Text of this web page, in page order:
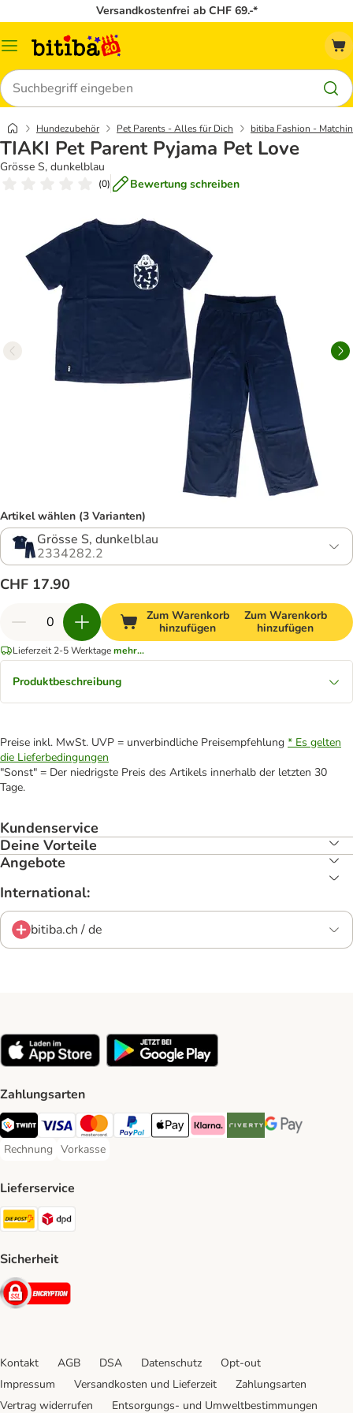
Versandkostenfrei ab CHF 69.-*
Menü
Suchen
Hundezubehör Pet Parents - Alles für Dich bitiba Fashion -
TIAKI Pet Parent Pyjama Pet Love
Grösse S, dunkelblau
(0) Bewertung schreiben
Artikel wählen (3 Varianten)
Grösse S, dunkelblau
2334282.2
CHF 17.90
Zum Warenkorb
hinzufügen
Zum Warenkorb
hinzufügen
Lieferzeit 2-5 Werktagemehr...
Produktbeschreibung
Preise inkl. MwSt. UVP = unverbindliche Preisempfehlung * Es gelten
die Lieferbedingungen
"Sonst" = Der niedrigste Preis des Artikels innerhalb der letzten 30
Tage.
Kundenservice
Deine Vorteile
Angebote
International:
bitiba.ch / de
Zahlungsarten
TWINT Payment Method
Visa Payment Method
MasterCard Payment Method
PayPal Payment Method
Apple Pay Payment Method
Klarna Payment Method
Riverty Payment Method
Google Pay
Rechnung
Rechnung Payment Method
Vorkasse
Vorkasse Payment Method
Lieferservice
Die Post Shipping Method
Sicherheit
Security
Kontakt AGB DSA Datenschutz
Opt-out
Impressum
Versandkosten und Lieferzeit
Zahlungsarten
Vertrag widerrufen
Entsorgungs- und Umweltbestimmungen